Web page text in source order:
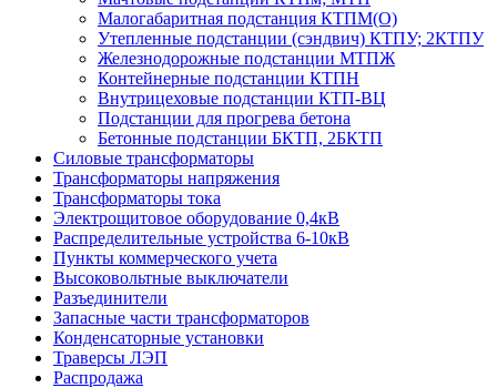
Малогабаритная подстанция КТПМ(О)
Утепленные подстанции (сэндвич) КТПУ; 2КТПУ
Железнодорожные подстанции МТПЖ
Контейнерные подстанции КТПН
Внутрицеховые подстанции КТП-ВЦ
Подстанции для прогрева бетона
Бетонные подстанции БКТП, 2БКТП
Силовые трансформаторы
Трансформаторы напряжения
Трансформаторы тока
Электрощитовое оборудование 0,4кВ
Распределительные устройства 6-10кВ
Пункты коммерческого учета
Высоковольтные выключатели
Разъединители
Запасные части трансформаторов
Конденсаторные установки
Траверсы ЛЭП
Распродажа